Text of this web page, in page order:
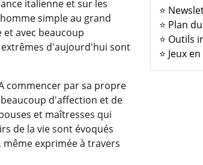
italienne et sur les
simple au grand
avec beaucoup
d'aujourd'hui sont
commencer par sa propre
d'affection et de
et maîtresses qui
de la vie sont évoqués
exprimée à travers
⭐
⭐ Plan
⭐ Outils
⭐ Jeux